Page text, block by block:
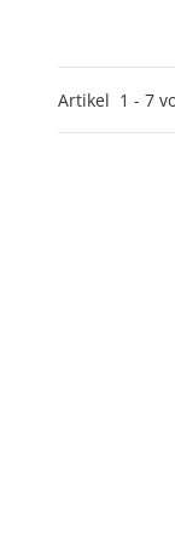
Artikel 1 - 7